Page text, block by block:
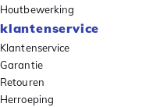
Houtbewerking
klantenservice
Klantenservice
Garantie
Retouren
Herroeping